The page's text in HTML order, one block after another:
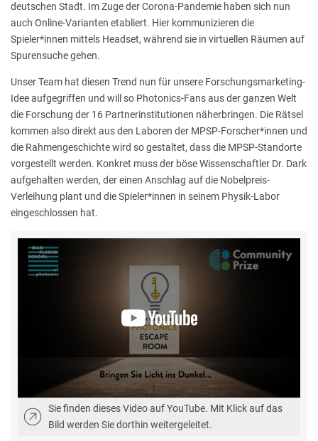
deutschen Stadt. Im Zuge der Corona-Pandemie haben sich nun
auch Online-Varianten etabliert. Hier kommunizieren die
Spieler*innen mittels Headset, während sie in virtuellen Räumen auf
Spurensuche gehen.
Unser Team hat diesen Trend nun für unsere Forschungsmarketing-
Idee aufgegriffen und will so Photonics-Fans aus der ganzen Welt
die Forschung der 16 Partnerinstitutionen näherbringen. Die Rätsel
kommen also direkt aus den Laboren der MPSP-Forscher*innen und
die Rahmengeschichte wird so gestaltet, dass die MPSP-Standorte
vorgestellt werden. Konkret muss der böse Wissenschaftler Dr. Dark
aufgehalten werden, der einen Anschlag auf die Nobelpreis-
Verleihung plant und die Spieler*innen in seinem Physik-Labor
eingeschlossen hat.
Sie finden dieses Video auf YouTube. Mit Klick auf das
Bild werden Sie dorthin weitergeleitet.